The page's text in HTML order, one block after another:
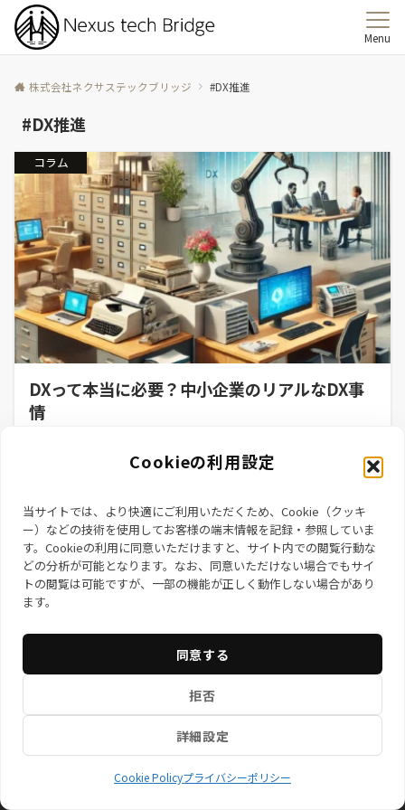
Cookieの利用設定
当サイトでは、より快適にご利用いただくため、Cookie（クッキ
ー）などの技術を使用してお客様の端末情報を記録・参照していま
す。Cookieの利用に同意いただけますと、サイト内での閲覧行動な
どの分析が可能となります。なお、同意いただけない場合でもサイ
トの閲覧は可能ですが、一部の機能が正しく動作しない場合があり
ます。
同意する
拒否
詳細設定
Cookie Policyプライバシーポリシー
Menu
株式会社ネクサステックブリッジ #DX推進
#DX推進
コラム
DXって本当に必要？中小企業のリアルなDX事
情
飛び交う昨今、「ウチには関係ないよね？」と思...
2025年3月4日
お知らせ サービス一覧
特定商取引法に基づく表記
情報セキュリティ基本方針
要
Cookie Policy (EU)
プライバシーポリシ
ー
Powered byEmanon